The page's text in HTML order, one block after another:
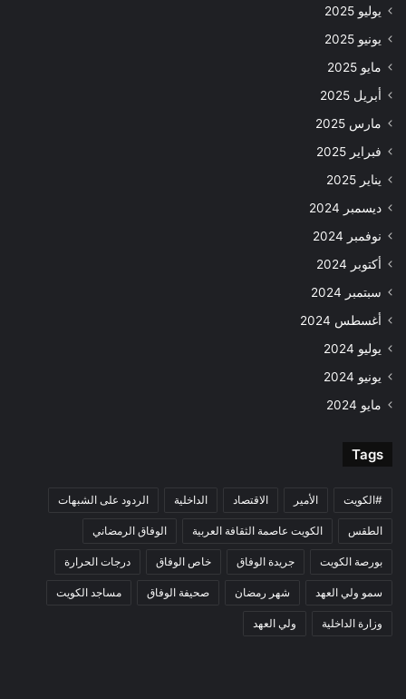
يوليو 2025
يونيو 2025
مايو 2025
أبريل 2025
مارس 2025
فبراير 2025
يناير 2025
ديسمبر 2024
نوفمبر 2024
أكتوبر 2024
سبتمبر 2024
أغسطس 2024
يوليو 2024
يونيو 2024
مايو 2024
Tags
#الكويت الأمير الاقتصاد الداخلية الردود على الشبهات
الطقس الكويت عاصمة الثقافة العربية الوفاق الرمضاني
بورصة الكويت جريدة الوفاق خاص الوفاق درجات الحرارة
سمو ولي العهد شهر رمضان صحيفة الوفاق مساجد الكويت
وزارة الداخلية ولي العهد